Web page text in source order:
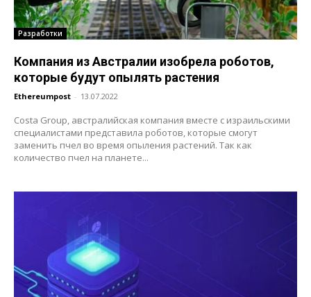
Разработки
Компания из Австралии изобрела роботов,
которые будут опылять растения
Ethereumpost - 13.07.2022
Costa Group, австралийская компания вместе с израильскими
специалистами представила роботов, которые смогут
заменить пчел во время опыления растений. Так как
количество пчел на планете...